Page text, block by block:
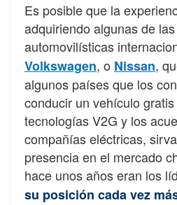
Es posible que la
adquiriendo algunas de
automovilísticas
Volkswagen, o Nissan,
algunos países que los
conducir un vehículo
tecnologías V2G y los
compañías eléctricas,
presencia en el mercado
hace unos años eran los
su posición cada vez